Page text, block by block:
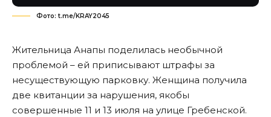
Фото: t.me/KRAY2045
Жительница Анапы поделилась необычной
проблемой – ей приписывают штрафы за
несуществующую парковку. Женщина получила
две квитанции за нарушения, якобы
совершенные 11 и 13 июля на улице Гребенской.